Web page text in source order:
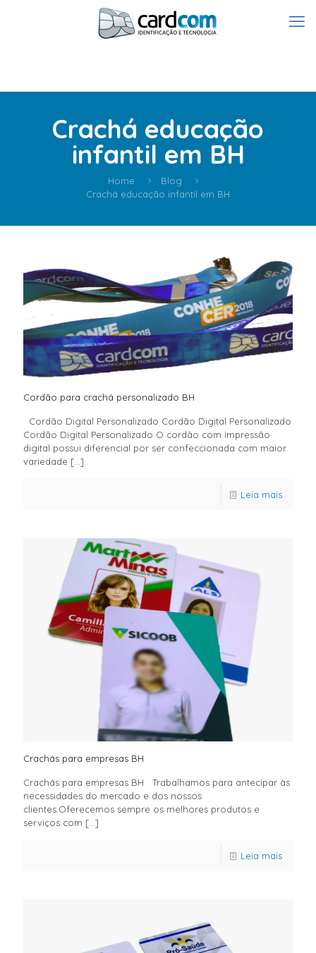
Crachá educação
infantil em BH
Home
Blog
Crachá educação infantil em BH
Cordão para crachá personalizado BH
Cordão Digital Personalizado Cordão Digital Personalizado
Cordão Digital Personalizado O cordão com impressão
digital possui diferencial por ser confeccionada com maior
variedade […]
Leia mais
Crachás para empresas BH
Crachás para empresas BH Trabalhamos para antecipar às
necessidades do mercado e dos nossos
clientes.Oferecemos sempre os melhores produtos e
serviços com […]
Leia mais